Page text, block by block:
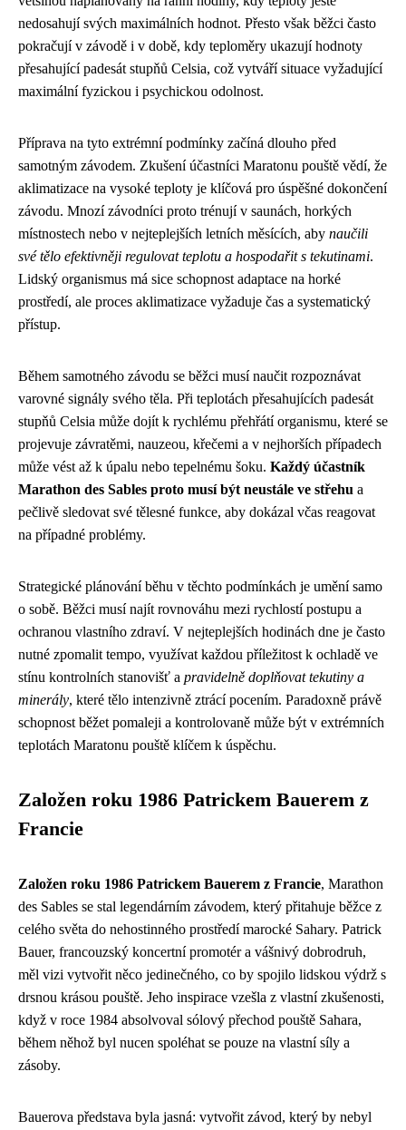
nedosahují svých maximálních hodnot. Přesto však běžci často
pokračují v závodě i v době, kdy teploměry ukazují hodnoty
přesahující padesát stupňů Celsia, což vytváří situace vyžadující
maximální fyzickou i psychickou odolnost.
Příprava na tyto extrémní podmínky začíná dlouho před
samotným závodem. Zkušení účastníci Maratonu pouště vědí, že
aklimatizace na vysoké teploty je klíčová pro úspěšné dokončení
závodu. Mnozí závodníci proto trénují v saunách, horkých
místnostech nebo v nejteplejších letních měsících, aby naučili
své tělo efektivněji regulovat teplotu a hospodařit s tekutinami.
Lidský organismus má sice schopnost adaptace na horké
prostředí, ale proces aklimatizace vyžaduje čas a systematický
přístup.
Během samotného závodu se běžci musí naučit rozpoznávat
varovné signály svého těla. Při teplotách přesahujících padesát
stupňů Celsia může dojít k rychlému přehřátí organismu, které se
projevuje závratěmi, nauzeou, křečemi a v nejhorších případech
může vést až k úpalu nebo tepelnému šoku. Každý účastník
Marathon des Sables proto musí být neustále ve střehu a
pečlivě sledovat své tělesné funkce, aby dokázal včas reagovat
na případné problémy.
Strategické plánování běhu v těchto podmínkách je umění samo
o sobě. Běžci musí najít rovnováhu mezi rychlostí postupu a
ochranou vlastního zdraví. V nejteplejších hodinách dne je často
nutné zpomalit tempo, využívat každou příležitost k ochladě ve
stínu kontrolních stanovišť a pravidelně doplňovat tekutiny a
minerály, které tělo intenzivně ztrácí pocením. Paradoxně právě
schopnost běžet pomaleji a kontrolovaně může být v extrémních
teplotách Maratonu pouště klíčem k úspěchu.
Založen roku 1986 Patrickem Bauerem z
Francie
Založen roku 1986 Patrickem Bauerem z Francie, Marathon
des Sables se stal legendárním závodem, který přitahuje běžce z
celého světa do nehostinného prostředí marocké Sahary. Patrick
Bauer, francouzský koncertní promotér a vášnivý dobrodruh,
měl vizi vytvořit něco jedinečného, co by spojilo lidskou výdrž s
drsnou krásou pouště. Jeho inspirace vzešla z vlastní zkušenosti,
když v roce 1984 absolvoval sólový přechod pouště Sahara,
během něhož byl nucen spoléhat se pouze na vlastní síly a
zásoby.
Bauerova představa byla jasná: vytvořit závod, který by nebyl